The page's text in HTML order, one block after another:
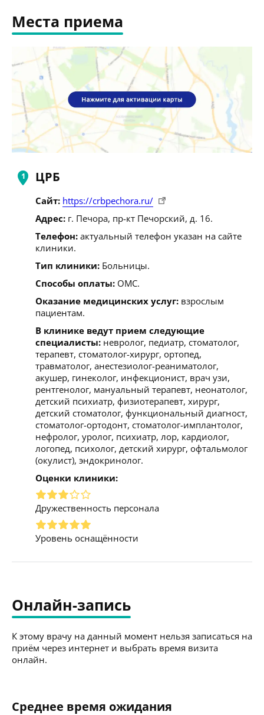
Места приема
ЦРБ
Сайт: https://crbpechora.ru/
Адрес: г. Печора, пр-кт Печорский, д. 16.
Телефон: актуальный телефон указан на сайте
клиники.
Тип клиники: Больницы.
Способы оплаты: ОМС.
Оказание медицинских услуг: взрослым
пациентам.
В клинике ведут прием следующие
специалисты: невролог, педиатр, стоматолог,
терапевт, стоматолог-хирург, ортопед,
травматолог, анестезиолог-реаниматолог,
акушер, гинеколог, инфекционист, врач узи,
рентгенолог, мануальный терапевт, неонатолог,
детский психиатр, физиотерапевт, хирург,
детский стоматолог, функциональный диагност,
стоматолог-ортодонт, стоматолог-имплантолог,
нефролог, уролог, психиатр, лор, кардиолог,
логопед, психолог, детский хирург, офтальмолог
(окулист), эндокринолог.
Оценки клиники:
Дружественность персонала
Уровень оснащённости
Онлайн-запись
К этому врачу на данный момент нельзя записаться на
приём через интернет и выбрать время визита
онлайн.
Среднее время ожидания